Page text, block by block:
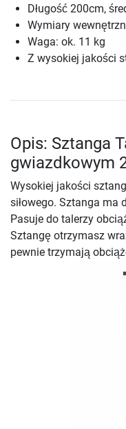
Długość 200cm,
Wymiary
Waga: ok. 11 kg
Z wysokiej jakości
Opis: Sztanga
gwiazdkowym
Wysokiej jakości
siłowego. Sztanga ma
Pasuje do talerzy
Sztangę otrzymasz
pewnie trzymają